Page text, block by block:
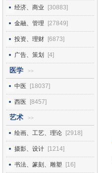
经济、商业 [30883]
金融、管理 [27849]
投资、理财 [6873]
广告、策划 [4]
医学 >>
中医 [18037]
西医 [8457]
艺术 >>
绘画、工艺、理论 [2918]
摄影、设计 [1214]
书法、篆刻、雕塑 [16]